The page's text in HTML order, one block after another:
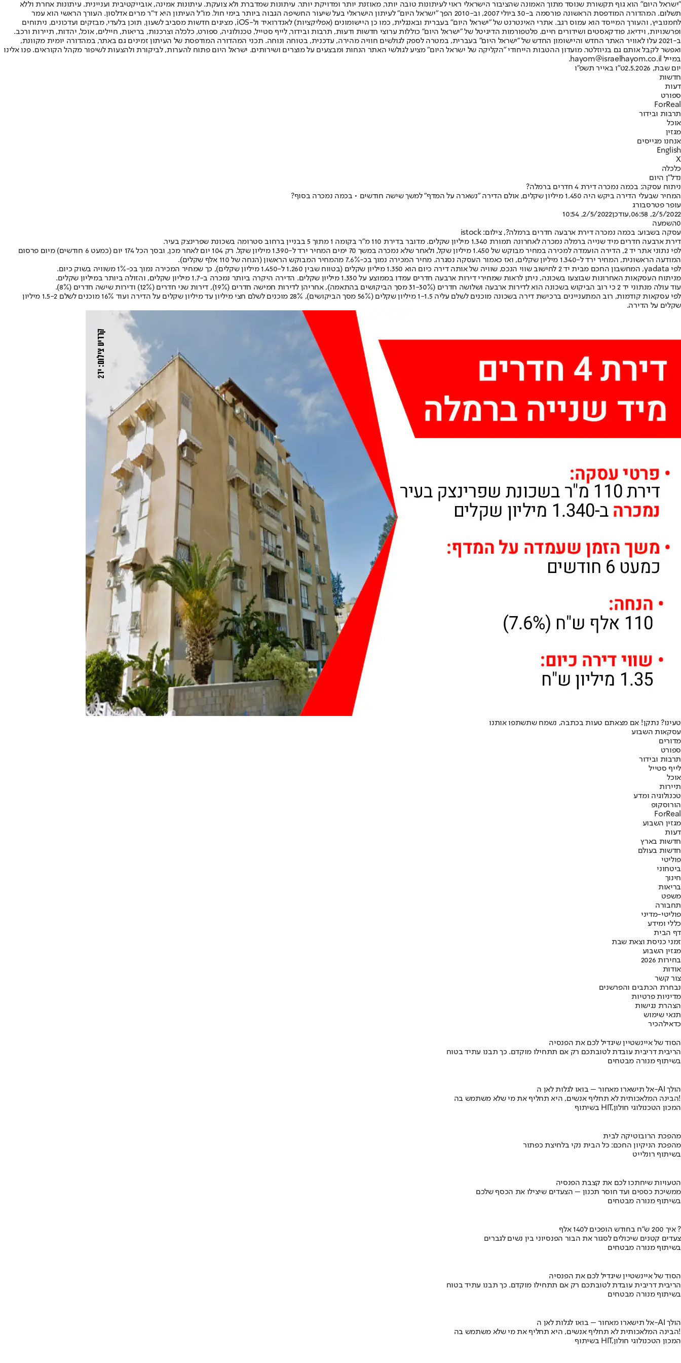
"ישראל היום" הוא גוף תקשורת שנוסד מתוך האמונה שהציבור הישראלי ראוי לעיתונות טובה יותר, מאוזנת יותר ומדויקת יותר. עיתונות שמדברת ולא צועקת. עיתונות אמינה, אובייקטיבית ועניינית. עיתונות אחרת וללא
תשלום. המהדורה המודפסת הראשונה פורסמה ב-30 ביולי 2007, וב-2010 הפך "ישראל היום" לעיתון הישראלי בעל שיעור החשיפה הגבוה ביותר בימי חול. מו"ל העיתון היא ד"ר מרים אדלסון. העורך הראשי הוא עמר
לחמנוביץ, והעורך המייסד הוא עמוס רגב. אתרי האינטרנט של "ישראל היום" בעברית ובאנגלית, כמו כן היישומונים (אפליקציות) לאנדרואיד ול-iOS, מציגים חדשות מסביב לשעון, תוכן בלעדי, מבזקים ועדכונים, ניתוחים
ופרשנויות, וידיאו, פודקאסטים ושידורים חיים. פלטפורמות הדיגיטל של "ישראל היום" כוללות ערוצי חדשות ודעות, תרבות ובידור, לייף סטייל, טכנולוגיה, ספורט, כלכלה וצרכנות, בריאות, חיילים, אוכל, יהדות, תיירות ורכב.
ב-2021 עלו לאוויר האתר החדש והיישומון החדש של "ישראל היום" בעברית, במטרה לספק לגולשים חוויה מהירה, עדכנית, בטוחה ונוחה. תכני המהדורה המודפסת של העיתון זמינים גם באתר, במהדורה יומית מקוונת,
ואפשר לקבל אותם גם בניוזלטר. מועדון ההטבות הייחודי "הקליקה של ישראל היום" מציע לגולשי האתר הנחות ומבצעים על מוצרים ושירותים. ישראל היום פתוח להערות, לביקורת ולהצעות לשיפור מקהל הקוראים. פנו אלינו
במייל hayom@israelhayom.co.il.
יום שבת, 2.5.2026
ט"ו באייר תשפ"ו
חדשות
דעות
ספורט
ForReal
תרבות ובידור
אוכל
מגזין
אנחנו מגייסים
English
X
כלכלה
נדל"ן היום
ניתוח עסקה: בכמה נמכרה דירת 4 חדרים ברמלה?
המחיר שבעלי הדירה ביקש היה 1.450 מיליון שקלים, אולם הדירה "נשארה על המדף" למשך שישה חודשים • בכמה נמכרה בסוף?
עופר פטרסבורג
2/5/2022, 06:58
,עודכן2/5/2022, 10:54
0השמעה
עסקה בשבוע: בכמה נמכרה דירת ארבעה חדרים ברמלה?, צילום: istock
דירת ארבעה חדרים מיד שנייה ברמלה נמכרה לאחרונה תמורת 1.340 מיליון שקלים. מדובר בדירת 110 מ"ר בקומה 1 מתוך 5 בבניין ברחוב סטרומה בשכונת שפרינצק בעיר.
לפי נתוני אתר יד 2, הדירה הועמדה למכירה במחיר מבוקש של 1.450 מיליון שקל, ולאחר שלא נמכרה במשך 70 ימים המחיר ירד ל-1.390 מיליון שקל. רק 104 יום לאחר מכן, ובסך הכל 174 יום (כמעט 6 חודשים) מיום פרסום
המודעה הראשונית, המחיר ירד ל-1.340 מיליון שקלים, ואז כאמור העסקה נסגרה. מחיר המכירה נמוך בכ-7.6% מהמחיר המבוקש הראשון (הנחה של 110 אלף שקלים).
לפי yadata, המחשבון החכם מבית יד 2 לחישוב שווי הנכס, שוויה של אותה דירה כיום הוא 1.350 מיליון שקלים (בטווח שבין 1.260 ל-1.450 מיליון שקלים), כך שמחיר המכירה נמוך בכ-1% משוויה בשוק כיום.
מניתוח העסקאות האחרונות שבוצעו בשכונה, ניתן לראות שמחירי דירות ארבעה חדרים עמדו בממוצע על 1.330 מיליון שקלים. הדירה היקרה ביותר נמכרה ב-1.7 מיליון שקלים, והזולה ביותר במיליון שקלים.
עוד עולה מנתוני יד 2 כי רוב הביקוש בשכונה הוא לדירות ארבעה ושלושה חדרים (31-30% מסך הביקושים בהתאמה), אחריהן לדירות חמישה חדרים (19%), דירות שני חדרים (12%) ודירות שישה חדרים (8%).
לפי עסקאות קודמות, רוב המתעניינים ברכישת דירה בשכונה מוכנים לשלם עליה 1-1.5 מיליון שקלים (56% מסך הביקושים), 28% מוכנים לשלם חצי מיליון עד מיליון שקלים על הדירה ועוד 16% מוכנים לשלם 1.5-2 מיליון
שקלים על הדירה.
טעינו? נתקן! אם מצאתם טעות בכתבה, נשמח שתשתפו אותנו
עסקאות השבוע
מדורים
ספורט
תרבות ובידור
לייף סטייל
אוכל
תיירות
טכנולוגיה ומדע
הורוסקופ
ForReal
מגזין השבוע
דעות
חדשות בארץ
חדשות בעולם
פוליטי
ביטחוני
חינוך
בריאות
משפט
תחבורה
פוליטי-מדיני
כללי ומידע
דף הבית
זמני כניסת וצאת שבת
מגזין השבוע
בחירות 2026
אודות
צור קשר
נבחרת הכתבים והפרשנים
מדיניות פרטיות
הצהרת נגישות
תנאי שימוש
כדאילהכיר
הסוד של איינשטיין שיגדיל לכם את הפנסיה
הריבית דריבית עובדת לטובתכם רק אם תתחילו מוקדם. כך תבנו עתיד בטוח
בשיתוף מנורה מבטחים
אל תישארו מאחור – בואו לגלות לאן ה-AI הולך
הבינה המלאכותית לא תחליף אנשים, היא תחליף את מי שלא משתמש בה!
בשיתוף HIT,המכון הטכנולוגי חולון
מהפכת הרובוטיקה לבית
מהפכת הניקיון החכם: כל הבית נקי בלחיצת כפתור
בשיתוף רונלייט
הטעויות שיחתכו לכם את קצבת הפנסיה
ממשיכת כספים ועד חוסר תכנון – הצעדים שיצילו את הכסף שלכם
בשיתוף מנורה מבטחים
איך 200 ש"ח בחודש הופכים ל140 אלף ?
צעדים קטנים שיכולים לסגור את הבור הפנסיוני בין נשים לגברים
בשיתוף מנורה מבטחים
הסוד של איינשטיין שיגדיל לכם את הפנסיה
הריבית דריבית עובדת לטובתכם רק אם תתחילו מוקדם. כך תבנו עתיד בטוח
בשיתוף מנורה מבטחים
אל תישארו מאחור – בואו לגלות לאן ה-AI הולך
הבינה המלאכותית לא תחליף אנשים, היא תחליף את מי שלא משתמש בה!
בשיתוף HIT,המכון הטכנולוגי חולון